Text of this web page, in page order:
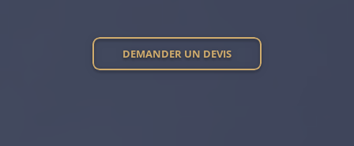
DEMANDER UN DEVIS